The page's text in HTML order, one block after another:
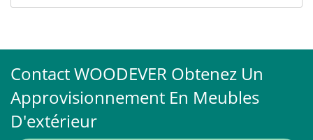
Contact WOODEVER Obtenez Un
Approvisionnement En Meubles
D'extérieur